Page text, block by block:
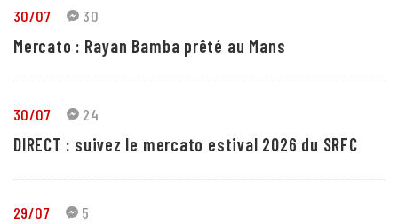
30/07 30
Mercato : Rayan Bamba prêté au Mans
30/07 24
DIRECT : suivez le mercato estival 2026 du SRFC
29/07 5